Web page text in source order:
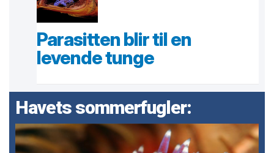
Parasitten blir til en
levende tunge
Havets sommerfugler: